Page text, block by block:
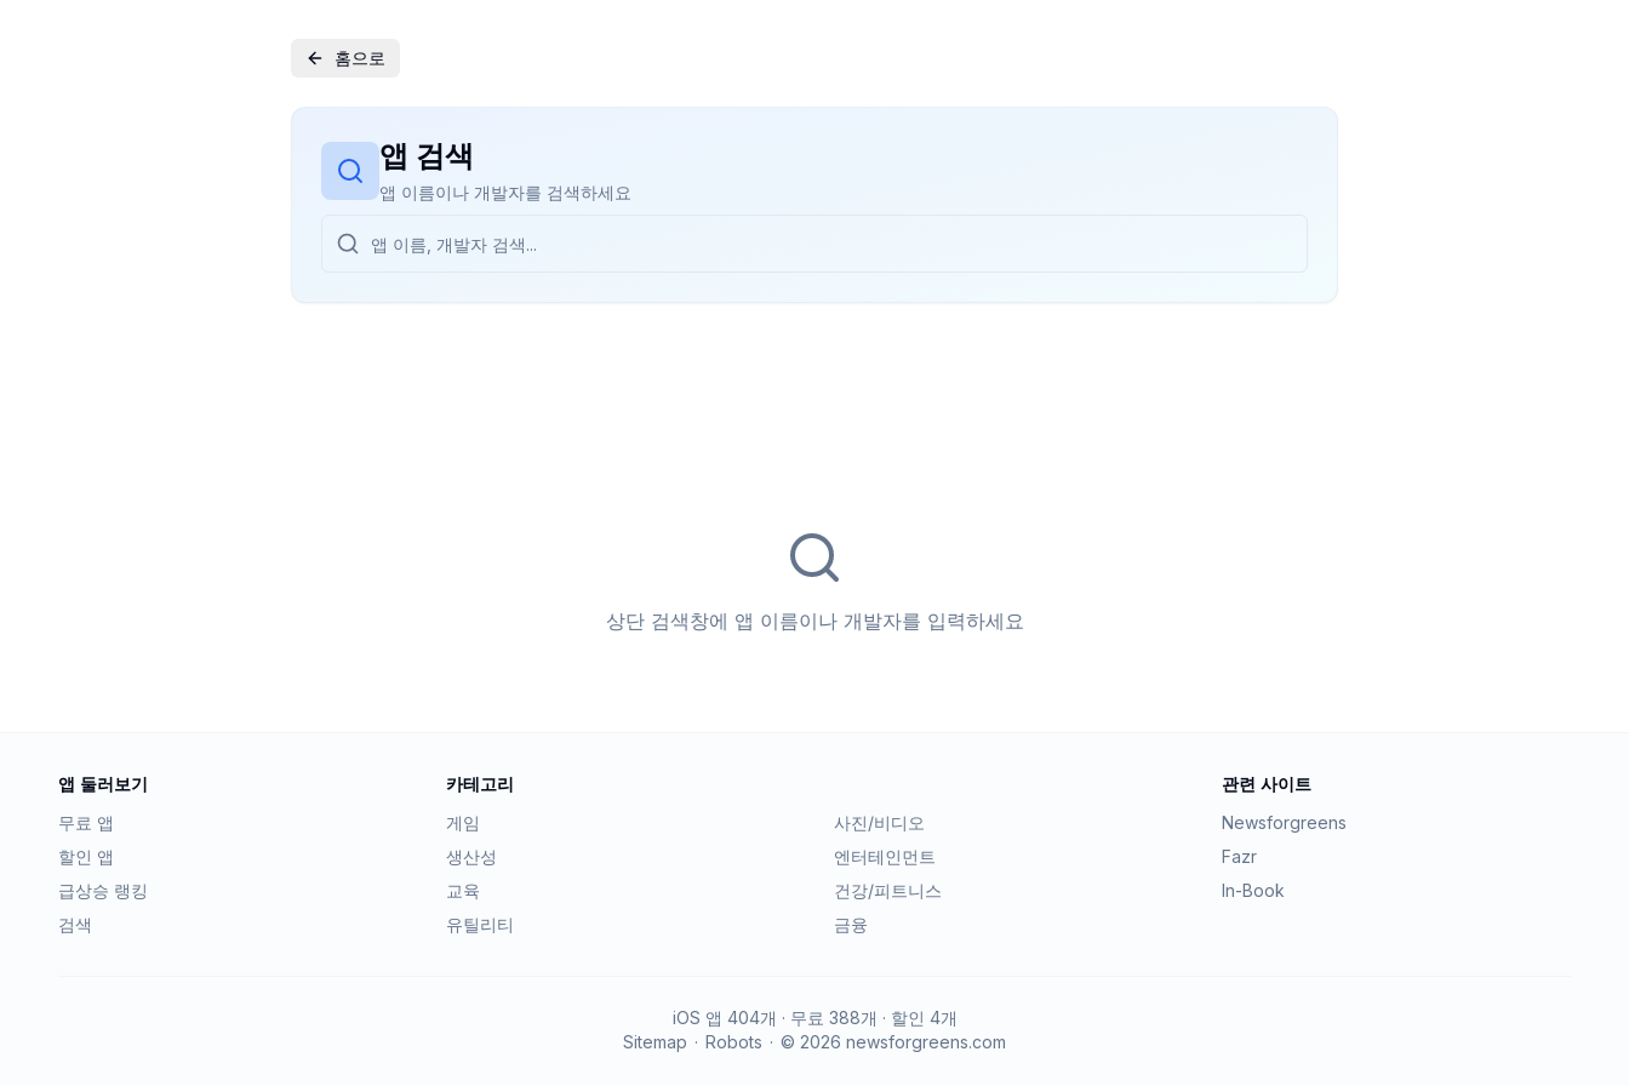
홈으로
앱 검색
앱 이름이나 개발자를 검색하세요
상단 검색창에 앱 이름이나 개발자를 입력하세요
앱 둘러보기
무료 앱
할인 앱
급상승 랭킹
검색
카테고리
게임
생산성
교육
유틸리티
사진/비디오
엔터테인먼트
건강/피트니스
금융
관련 사이트
Newsforgreens
Fazr
In-Book
iOS 앱 404개 · 무료 388개 · 할인 4개
Sitemap · Robots · © 2026 newsforgreens.com